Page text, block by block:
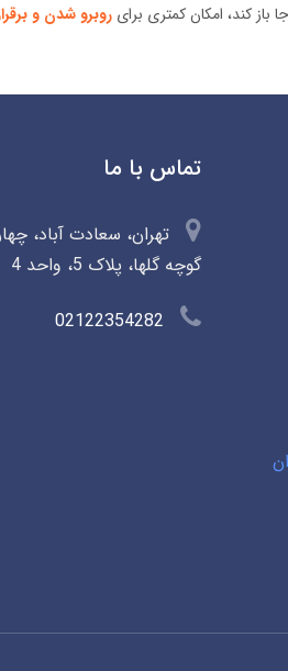
باز کند، امکان کمتری برای روبرو شدن و
تماس با ما
تهران، سعادت آباد،
گوچه گلها، پلاک 5، واحد 4
02122354282